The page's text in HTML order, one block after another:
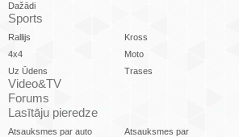
Dažādi
Sports
Rallijs Kross
4x4
Moto
Uz Ūdens
Trases
Video&TV
Forums
Lasītāju pieredze
Atsauksmes par auto
Atsauksmes par